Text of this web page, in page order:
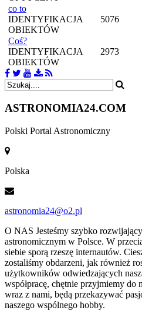
co to
IDENTYFIKACJA
OBIEKTÓW
5076
Coś?
IDENTYFIKACJA
OBIEKTÓW
2973
ASTRONOMIA24.COM
Polski Portal Astronomiczny
Polska
astronomia24@o2.pl
O NAS Jesteśmy szybko
astronomicznym w Polsce. W
siebie sporą rzeszę internautów.
zostaliśmy obdarzeni, jak również
użytkowników odwiedzających
współpracę, chętnie przyjmiemy do
wraz z nami, będą przekazywać
naszego wspólnego hobby.